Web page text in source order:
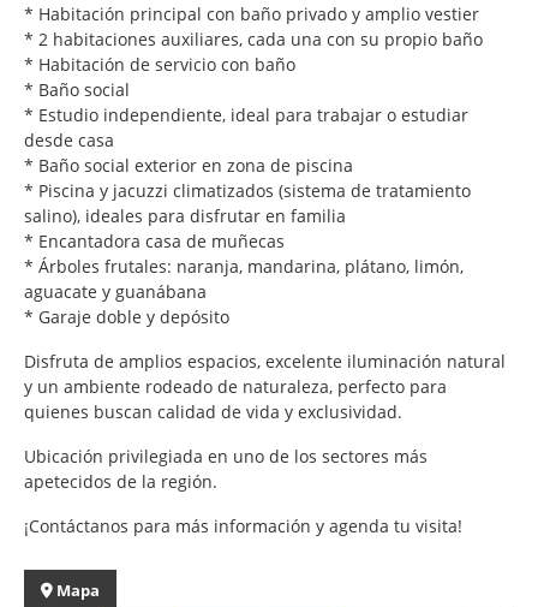
* Habitación principal con baño privado y amplio vestier
* 2 habitaciones auxiliares, cada una con su propio baño
* Habitación de servicio con baño
* Baño social
* Estudio independiente, ideal para trabajar o estudiar
desde casa
* Baño social exterior en zona de piscina
* Piscina y jacuzzi climatizados (sistema de tratamiento
salino), ideales para disfrutar en familia
* Encantadora casa de muñecas
* Árboles frutales: naranja, mandarina, plátano, limón,
aguacate y guanábana
* Garaje doble y depósito
Disfruta de amplios espacios, excelente iluminación natural
y un ambiente rodeado de naturaleza, perfecto para
quienes buscan calidad de vida y exclusividad.
Ubicación privilegiada en uno de los sectores más
apetecidos de la región.
¡Contáctanos para más información y agenda tu visita!
Mapa